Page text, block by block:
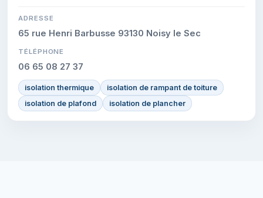
ADRESSE
65 rue Henri Barbusse 93130 Noisy le Sec
TÉLÉPHONE
06 65 08 27 37
isolation thermique
isolation de rampant de toiture
isolation de plafond
isolation de plancher